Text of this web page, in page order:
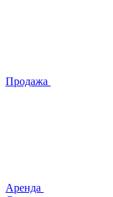
Продажа
Аренда